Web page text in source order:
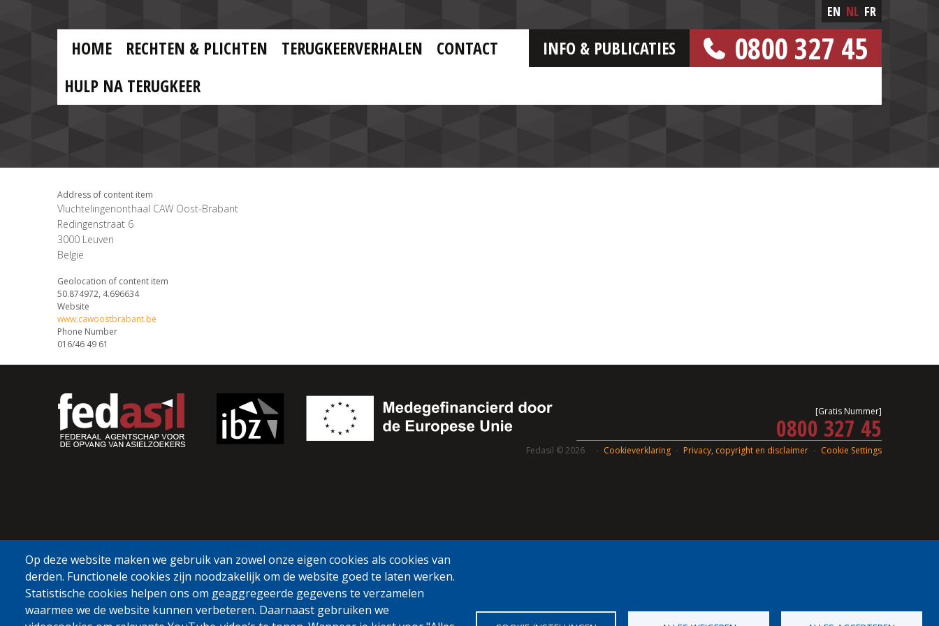
0800 327 45
MAIN
MENU
NL
HOME RECHTEN & PLICHTEN TERUGKEERVERHALEN CONTACT
INFO & PUBLICATIES
HULP NA TERUGKEER
EN NL FR
Address of content item
Vluchtelingenonthaal CAW Oost-Brabant
Redingenstraat 6
3000 Leuven
België
Geolocation of content item
50.874972, 4.696634
Website
www.cawoostbrabant.be
Phone Number
016/46 49 61
[Gratis Nummer]
0800 327 45
Cookieverklaring Privacy, copyright en disclaimer Cookie Settings
Op deze website maken we gebruik van zowel onze eigen cookies als cookies van
derden. Functionele cookies zijn noodzakelijk om de website goed te laten werken.
Statistische cookies helpen ons om geaggregeerde gegevens te verzamelen
waarmee we de website kunnen verbeteren. Daarnaast gebruiken we
Fedasil © 2026